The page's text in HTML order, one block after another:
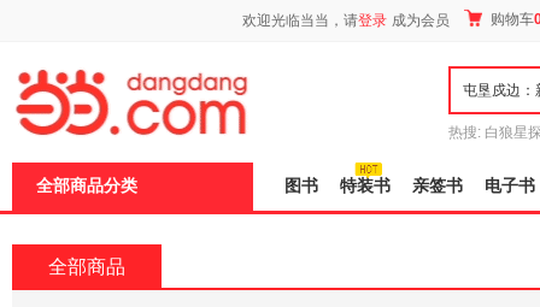
欢迎光临当当，请登录 成为会员 购物车
热搜: 白狼星
全部商品分类 图书 特装书 亲签书 电子书
全部商品
页
加